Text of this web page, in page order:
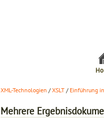
XML-Technologien /XSLT / Einführung
Mehrere